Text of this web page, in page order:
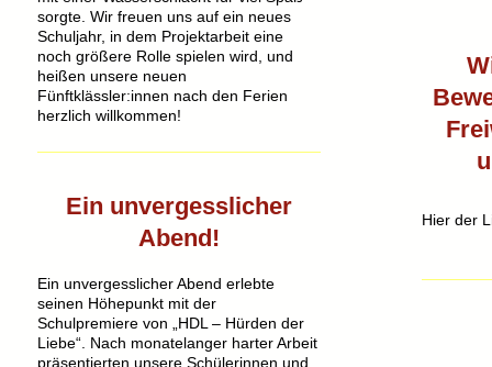
sorgte. Wir freuen uns auf ein neues
Schuljahr, in dem Projektarbeit eine
noch größere Rolle spielen wird, und
heißen unsere neuen
Fünftklässler:innen nach den Ferien
herzlich willkommen!
Ein unvergesslicher
Abend!
Ein unvergesslicher Abend erlebte
seinen Höhepunkt mit der
Schulpremiere von „HDL – Hürden der
Liebe“. Nach monatelanger harter Arbeit
präsentierten unsere Schülerinnen und
Hier der